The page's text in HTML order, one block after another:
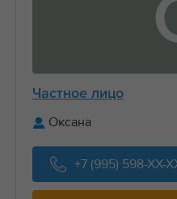
Частное лицо
Оксана
+7 (995) 598-XX-